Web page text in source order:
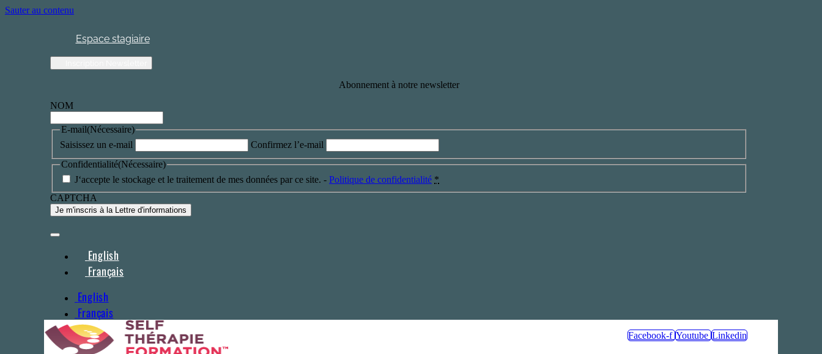
Sauter au contenu
Espace stagiaire
Abonnement à notre newsletter
NOM
E-mail(Nécessaire)
Saisissez un e-mail
Confirmez l’e-mail
Confidentialité(Nécessaire)
J‘accepte le stockage et le traitement de mes données par ce site. - Politique de confidentialité *
CAPTCHA
English
Français
English
Français
Facebook-f Youtube Linkedin